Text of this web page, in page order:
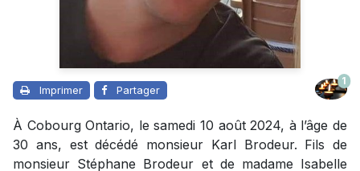
Imprimer Partager
1
À Cobourg Ontario, le samedi 10 août 2024, à l’âge de
30 ans, est décédé monsieur Karl Brodeur. Fils de
monsieur Stéphane Brodeur et de madame Isabelle